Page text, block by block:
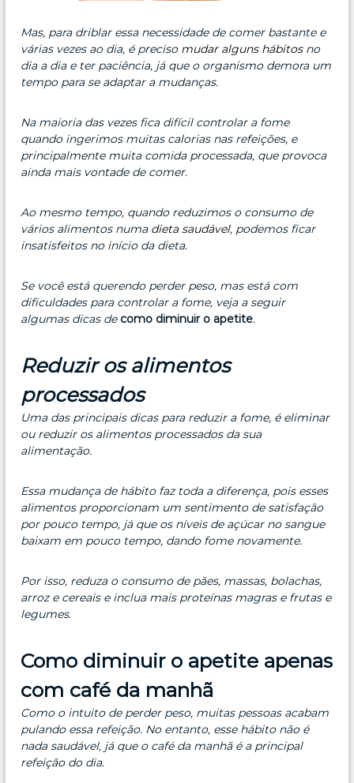
Mas, para driblar essa necessidade de comer bastante e
várias vezes ao dia, é preciso mudar alguns hábitosno
dia a dia e ter paciência, já que o organismo demora um
tempo para se adaptar a mudanças.
Na maioria das vezes fica difícil controlar a fome
quando ingerimos muitas calorias nas refeições, e
principalmente muita comida processada, que provoca
ainda mais vontade de comer.
Ao mesmo tempo, quando reduzimos o consumo de
vários alimentos numa dieta saudável, podemos ficar
insatisfeitos no início da dieta.
Se você está querendo perder peso, mas está com
dificuldades para controlar a fome, veja a seguir
algumas dicas decomo diminuir o apetite.
Reduzir os alimentos
processados
Uma das principais dicas para reduzir a fome, é eliminar
ou reduzir os alimentos processados da sua
alimentação.
Essa mudança de hábito faz toda a diferença, pois esses
alimentos proporcionam um sentimento de satisfação
por pouco tempo, já que os níveis de açúcar no sangue
baixam em pouco tempo, dando fome novamente.
Por isso, reduza o consumo de pães, massas, bolachas,
arroz e cereais e inclua mais proteínas magras e frutas e
legumes.
Como diminuir o apetite apenas
com café da manhã
Como o intuito de perder peso, muitas pessoas acabam
pulando essa refeição. No entanto, esse hábito não é
nada saudável, já que o café da manhã é a principal
refeição do dia.